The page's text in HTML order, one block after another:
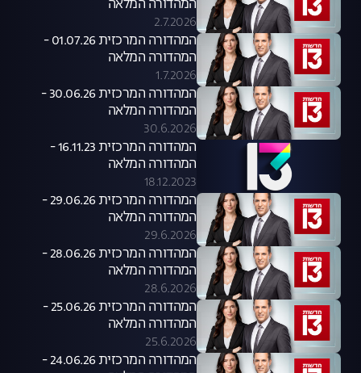
המהדורה המלאה
2.7.2026
המהדורה המרכזית 01.07.26 -
המהדורה המלאה
1.7.2026
המהדורה המרכזית 30.06.26 -
המהדורה המלאה
30.6.2026
המהדורה המרכזית 16.11.23 -
המהדורה המלאה
18.12.2023
המהדורה המרכזית 29.06.26 -
המהדורה המלאה
29.6.2026
המהדורה המרכזית 28.06.26 -
המהדורה המלאה
28.6.2026
המהדורה המרכזית 25.06.26 -
המהדורה המלאה
25.6.2026
המהדורה המרכזית 24.06.26 -